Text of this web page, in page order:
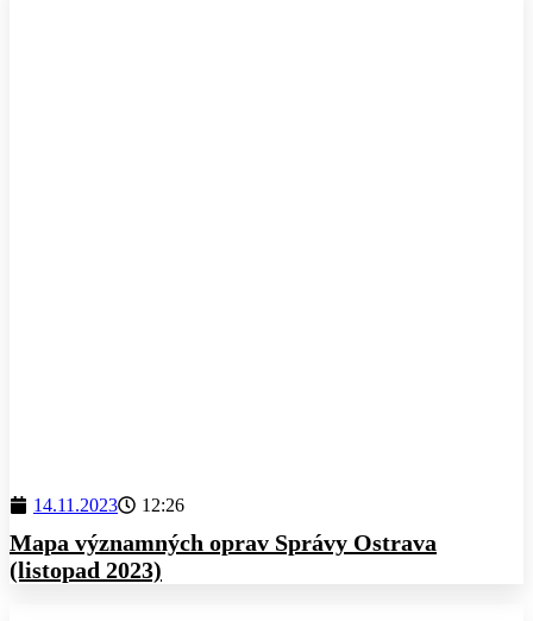
14.11.2023 12:26
Mapa významných oprav Správy Ostrava
(listopad 2023)